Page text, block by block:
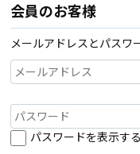
会員のお客様
メールアドレスとパスワ
パスワードを表示する